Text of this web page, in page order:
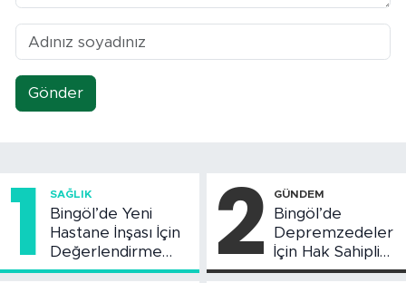
Gönder
1 SAĞLIK
Bingöl’de Yeni
Hastane İnşası İçin
Değerlendirme
Toplantısı Yapıldı
2 GÜNDEM
Bingöl’de
Depremzedeler
İçin Hak Sahipliği
Askı Süreci